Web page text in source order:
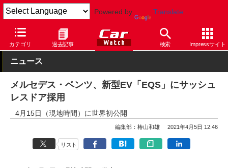
Powered by Translate
カテゴリ 過去記事 検索 Impressサイト
Car Watch 自動車 メルセデス・ベンツ
ニュース
メルセデス・ベンツ、新型EV「EQS」にサッシュ
レスドア採用
4月15日（現地時間）に世界初公開
編集部：椿山和雄 2021年4月5日 12:46
リスト